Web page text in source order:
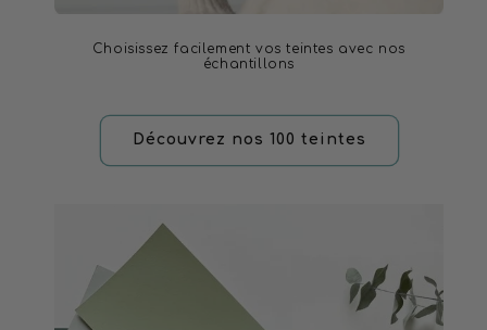
Choisissez facilement vos teintes avec nos
échantillons
Découvrez nos 100 teintes